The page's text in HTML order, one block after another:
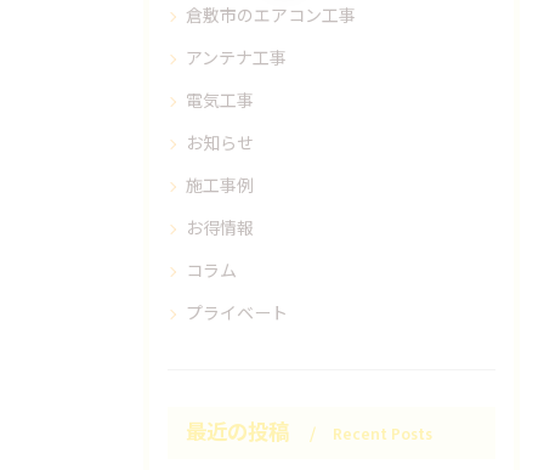
倉敷市のエアコン工事
アンテナ工事
電気工事
お知らせ
施工事例
お得情報
コラム
プライベート
最近の投稿 Recent Posts